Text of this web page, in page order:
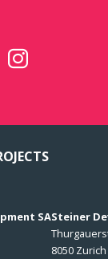
SASteiner
8050 Zurich